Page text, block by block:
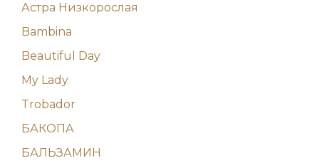
Астра Низкорослая
Bambina
Beautiful Day
My Lady
Trobador
БАКОПА
БАЛЬЗАМИН